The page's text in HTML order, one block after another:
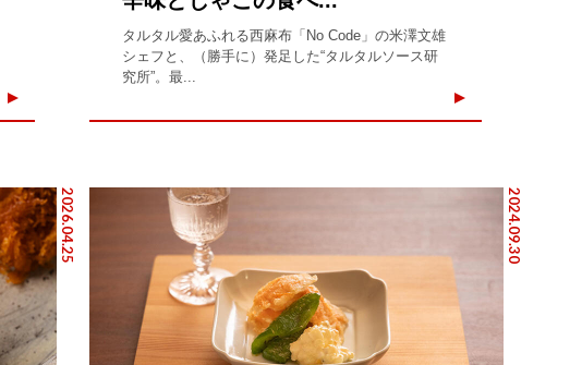
タルタル愛あふれる西麻布「No Code」の米澤文雄
シェフと、（勝手に）発足した“タルタルソース研
究所”。最...
2026.04.25 2024.09.30